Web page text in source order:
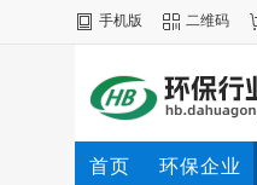
手机版 二维码
首页 环保企业